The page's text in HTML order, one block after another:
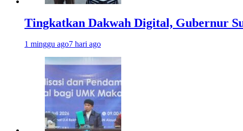
Tingkatkan Dakwah Digital, Gubernur
1 minggu ago7 hari ago